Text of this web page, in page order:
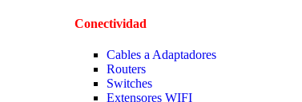
Conectividad
Cables a Adaptadores
Routers
Switches
Extensores WIFI